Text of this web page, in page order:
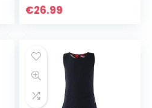
Carnaval Jurk
€26.99